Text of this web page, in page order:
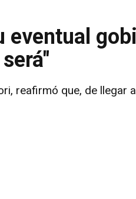
reafirmó que, de llegar